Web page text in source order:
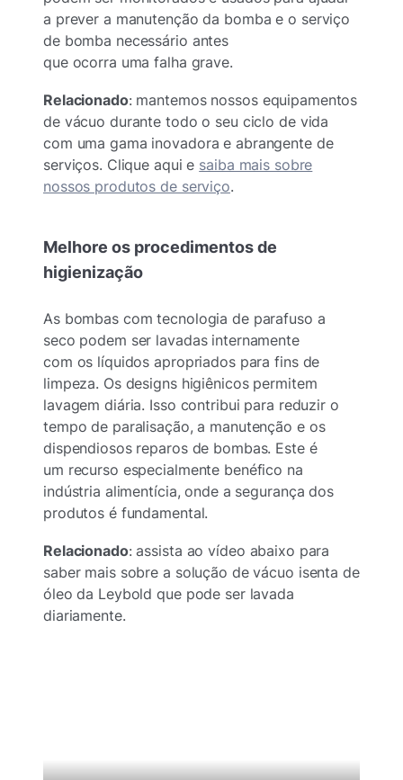
a prever a manutenção da bomba e o serviço
de bomba necessário antes
que ocorra uma falha grave.
Relacionado: mantemos nossos equipamentos
de vácuo durante todo o seu ciclo de vida
com uma gama inovadora e abrangente de
serviços. Clique aqui e saiba mais sobre
nossos produtos de serviço.
Melhore os procedimentos de
higienização
As bombas com tecnologia de parafuso a
seco podem ser lavadas internamente
com os líquidos apropriados para fins de
limpeza. Os designs higiênicos permitem
lavagem diária. Isso contribui para reduzir o
tempo de paralisação, a manutenção e os
dispendiosos reparos de bombas. Este é
um recurso especialmente benéfico na
indústria alimentícia, onde a segurança dos
produtos é fundamental.
Relacionado: assista ao vídeo abaixo para
saber mais sobre a solução de vácuo isenta de
óleo da Leybold que pode ser lavada
diariamente.